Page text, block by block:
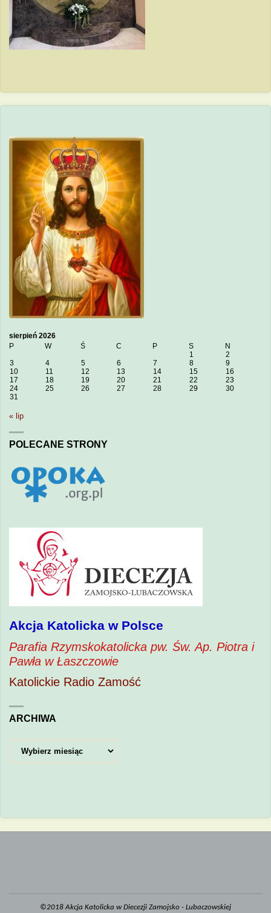
sierpień 2026
P
W Ś C P S
N
1
2
3
4 5 6 7 8
9
10
11 12 13 14 15
16
17
18 19 20 21 22
23
24
25 26 27 28 29
30
31
« lip
POLECANE STRONY
Akcja Katolicka w Polsce
Parafia Rzymskokatolicka pw. Św. Ap. Piotra i
Pawła w Łaszczowie
Katolickie Radio Zamość
ARCHIWA
©2018 Akcja Katolicka w Diecezji Zamojsko - Lubaczowskiej